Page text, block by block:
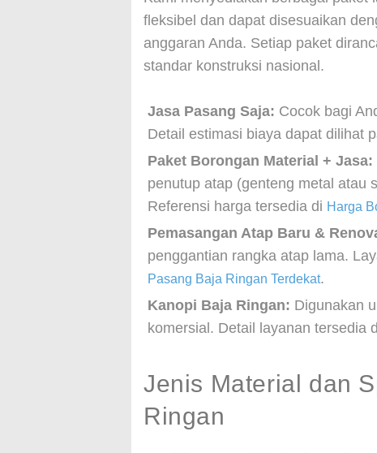
fleksibel dan dapat disesuaikan
anggaran Anda. Setiap paket
standar konstruksi nasional.
Jasa Pasang Saja: Cocok bagi
Detail estimasi biaya dapat dilihat
Paket Borongan Material + Jasa:
penutup atap (genteng metal atau
Referensi harga tersedia di Harga
Pemasangan Atap Baru &
penggantian rangka atap lama.
Pasang Baja Ringan Terdekat.
Kanopi Baja Ringan: Digunakan
komersial. Detail layanan tersedia
Jenis Material dan
Ringan